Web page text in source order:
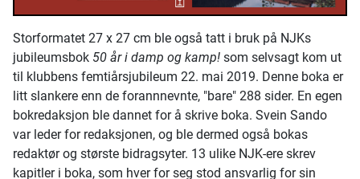
Storformatet 27 x 27 cm ble også tatt i bruk på NJKs
jubileumsbok 50 år i damp og kamp! som selvsagt kom ut
til klubbens femtiårsjubileum 22. mai 2019. Denne boka er
litt slankere enn de forannnevnte, "bare" 288 sider. En egen
bokredaksjon ble dannet for å skrive boka. Svein Sando
var leder for redaksjonen, og ble dermed også bokas
redaktør og største bidragsyter. 13 ulike NJK-ere skrev
kapitler i boka, som hver for seg stod ansvarlig for sin